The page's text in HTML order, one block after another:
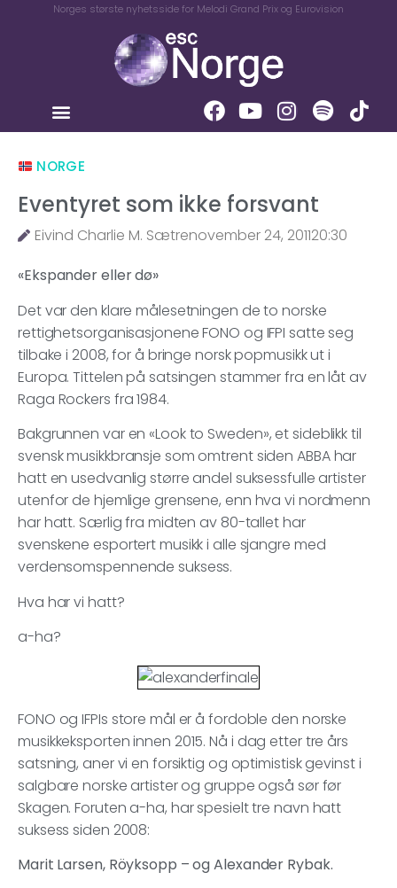
Norges største nyhetsside for Melodi Grand Prix og Eurovision
NORGE
Eventyret som ikke forsvant
Eivind Charlie M. Sætrenovember 24, 201120:30
«Ekspander eller dø»
Det var den klare målesetningen de to norske
rettighetsorganisasjonene FONO og IFPI satte seg
tilbake i 2008, for å bringe norsk popmusikk ut i
Europa. Tittelen på satsingen stammer fra en låt av
Raga Rockers fra 1984.
Bakgrunnen var en «Look to Sweden», et sideblikk til
svensk musikkbransje som omtrent siden ABBA har
hatt en usedvanlig større andel suksessfulle artister
utenfor de hjemlige grensene, enn hva vi nordmenn
har hatt. Særlig fra midten av 80-tallet har
svenskene esportert musikk i alle sjangre med
verdensomspennende suksess.
Hva har vi hatt?
a-ha?
FONO og IFPIs store mål er å fordoble den norske
musikkeksporten innen 2015. Nå i dag etter tre års
satsning, aner vi en forsiktig og optimistisk gevinst i
salgbare norske artister og gruppe også sør før
Skagen. Foruten a-ha, har spesielt tre navn hatt
suksess siden 2008:
Marit Larsen, Röyksopp – og Alexander Rybak.